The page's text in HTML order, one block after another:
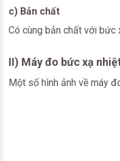
c) Bản chất
Có cùng bản chất với bức
II) Máy đo bức xạ
Một số hình ảnh về máy